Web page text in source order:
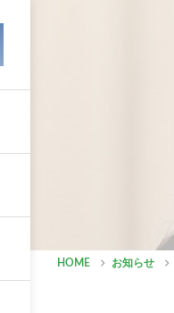
HOME お知らせ